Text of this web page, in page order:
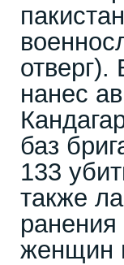
нанес
баз
133
также
женщин